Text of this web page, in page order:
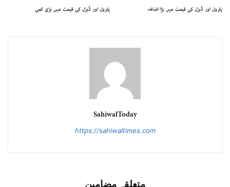
پٹرول اور ڈیزل کی قیمت میں بڑی کمی
پٹرول اور ڈیزل کی قیمت میں بڑا اضافہ
SahiwalToday
https://sahiwaltimes.com
متعلقہ مضامین